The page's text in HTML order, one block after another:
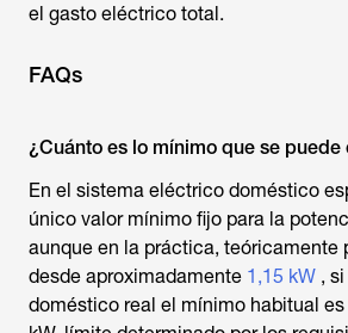
el gasto eléctrico total.
FAQs
¿Cuánto es lo mínimo que se
En el sistema eléctrico doméstico
único valor mínimo fijo para la
aunque en la práctica, teóricamente
desde aproximadamente 1,15 kW ,
doméstico real el mínimo habitual es